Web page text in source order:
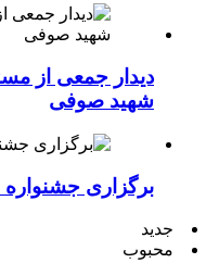
دیدار جمعی از
شهید صوفی
برگزاری
جدید
محبوب